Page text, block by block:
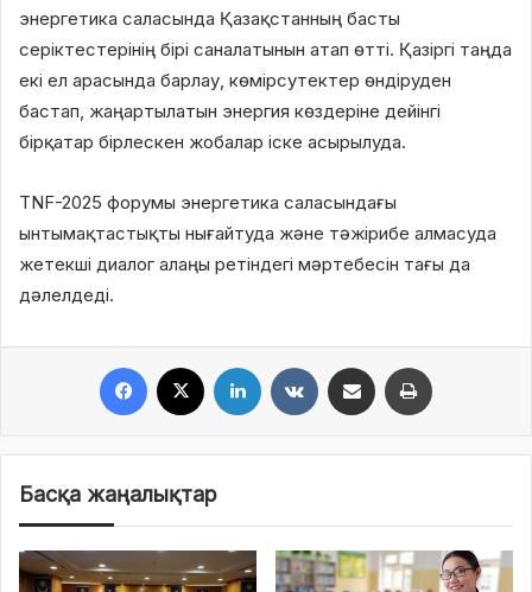
энергетика саласында Қазақстанның басты
серіктестерінің бірі саналатынын атап өтті. Қазіргі таңда
екі ел арасында барлау, көмірсутектер өндіруден
бастап, жаңартылатын энергия көздеріне дейінгі
бірқатар бірлескен жобалар іске асырылуда.
TNF-2025 форумы энергетика саласындағы
ынтымақтастықты нығайтуда және тәжірибе алмасуда
жетекші диалог алаңы ретіндегі мәртебесін тағы да
дәлелдеді.
Басқа жаңалықтар